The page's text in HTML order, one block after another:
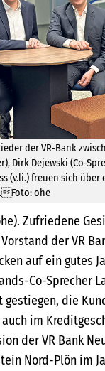
der VR-Bank
Dirk Dejewski (Co-
(v.li.) freuen sich
ohe
Zufriedene
der VR
auf ein gutes
Co-Sprecher
gestiegen, die
auch im
der VR Bank
Nord-Plön im